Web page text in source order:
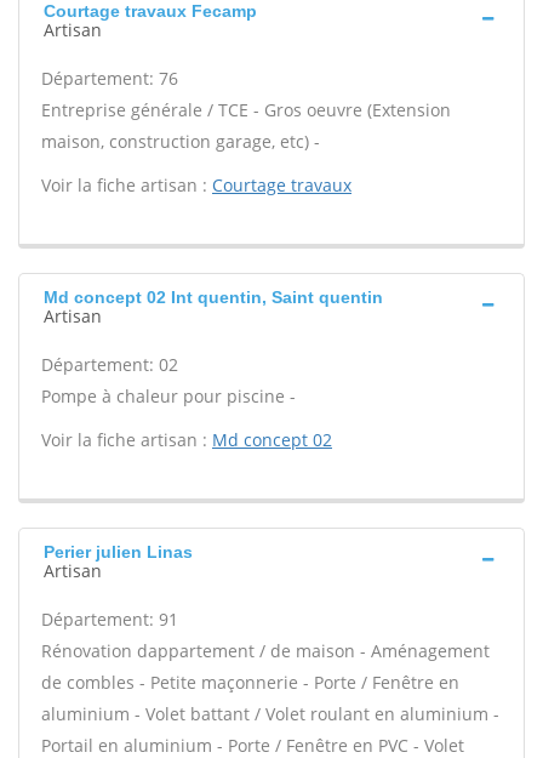
Courtage travaux Fecamp
Artisan
Département: 76
Entreprise générale / TCE - Gros oeuvre (Extension
maison, construction garage, etc) -
Voir la fiche artisan : Courtage travaux
Md concept 02 Int quentin, Saint quentin
Artisan
Département: 02
Pompe à chaleur pour piscine -
Voir la fiche artisan : Md concept 02
Perier julien Linas
Artisan
Département: 91
Rénovation dappartement / de maison - Aménagement
de combles - Petite maçonnerie - Porte / Fenêtre en
aluminium - Volet battant / Volet roulant en aluminium -
Portail en aluminium - Porte / Fenêtre en PVC - Volet